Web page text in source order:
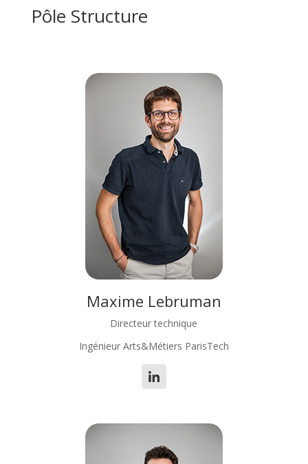
Pôle Structure
Maxime Lebruman
Directeur technique
Ingénieur Arts&Métiers ParisTech